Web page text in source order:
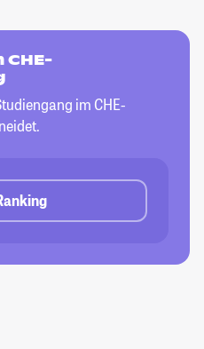
CHE-
im CHE-